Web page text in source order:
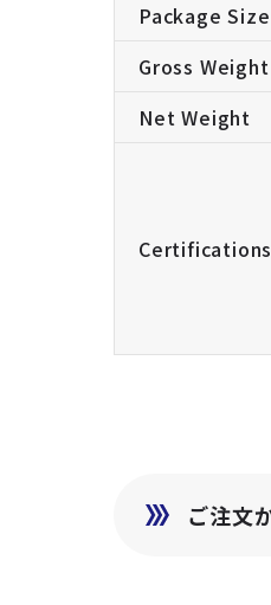
Package Size
Gross Weight
Net Weight
Certifications
ご注文